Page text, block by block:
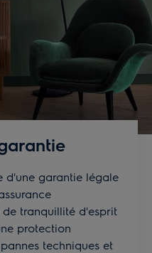
d'une garantie légale
tranquillité d'esprit
protection
techniques et